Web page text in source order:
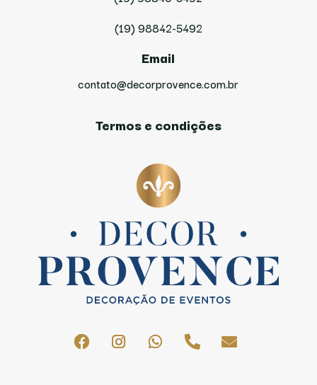
(19) 98842-5492
Email
contato@decorprovence.com.br
Termos e condições